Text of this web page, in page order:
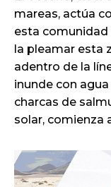
mareas, actúa
esta comunidad
la pleamar esta
adentro de la
inunde con
charcas de
solar, comienza